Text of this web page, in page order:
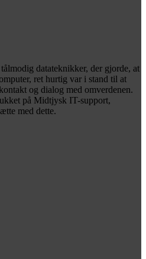
datateknikker, der gjorde, at
ret hurtig var i stand til at
og dialog med omverdenen.
på Midtjysk IT-support,
med dette.